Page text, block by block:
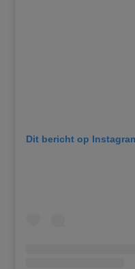
Dit bericht op